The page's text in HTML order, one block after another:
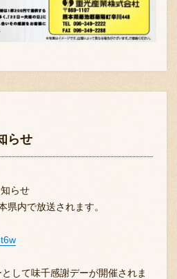
らせ
らせ
県内で放送されます。
して味千感謝デーが開催されま